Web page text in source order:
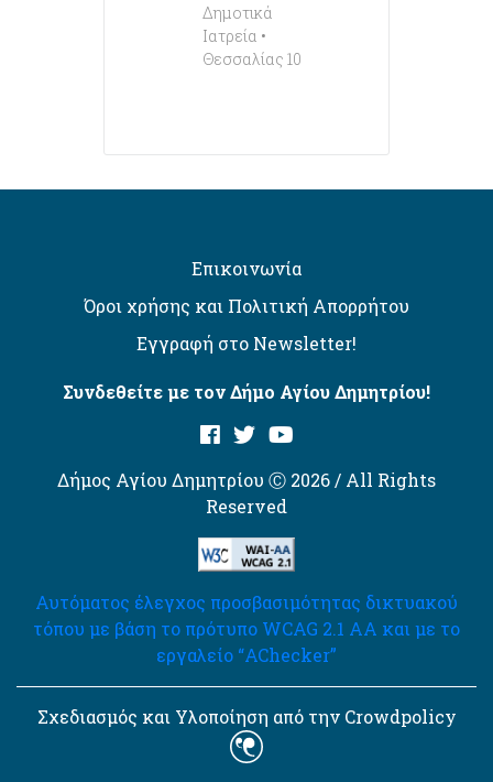
Δημοτικά
Ιατρεία •
Θεσσαλίας 10
Επικοινωνία
Όροι χρήσης και Πολιτική Απορρήτου
Εγγραφή στο Newsletter!
Συνδεθείτε με τον Δήμο Αγίου Δημητρίου!
Δήμος Αγίου Δημητρίου Ⓒ 2026 / All Rights
Reserved
Αυτόματος έλεγχος προσβασιμότητας δικτυακού
τόπου με βάση το πρότυπο WCAG 2.1 AA και με το
εργαλείο “AChecker”
Σχεδιασμός και Υλοποίηση από την Crowdpolicy